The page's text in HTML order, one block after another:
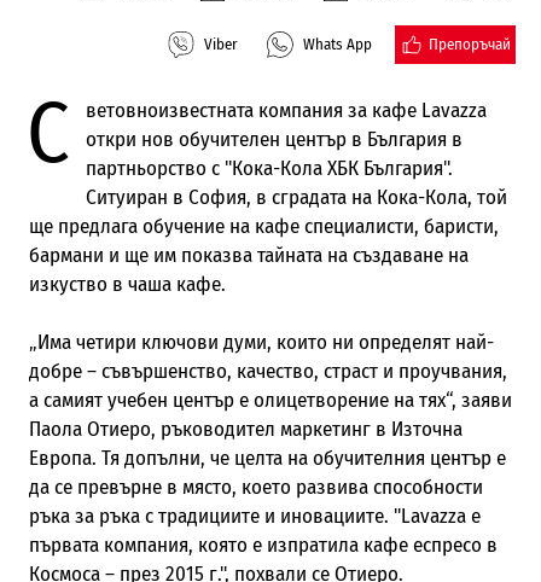
Viber Whats App Препоръчай
С
ветовноизвестната компания за кафе Lavazza
откри нов обучителен център в България в
партньорство с "Кока-Кола ХБК България".
Ситуиран в София, в сградата на Кока-Кола, той
ще предлага обучение на кафе специалисти, баристи,
бармани и ще им показва тайната на създаване на
изкуство в чаша кафе.
„Има четири ключови думи, които ни определят най-
добре – съвършенство, качество, страст и проучвания,
а самият учебен център е олицетворение на тях“, заяви
Паола Отиеро, ръководител маркетинг в Източна
Европа. Тя допълни, че целта на обучителния център е
да се превърне в място, което развива способности
ръка за ръка с традициите и иновациите. "Lavazza е
първата компания, която е изпратила кафе еспресо в
Космоса – през 2015 г.", похвали се Отиеро.